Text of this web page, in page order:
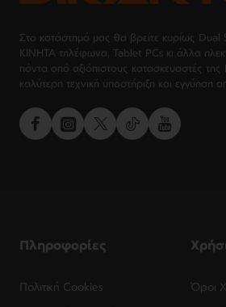
Στο κατάστημά μας θα βρείτε κυρίως
ΚΙΝΗΤΑ τηλέφωνα, Tablet PCs κι άλλα
πάντα από αξιόπιστους κατασκευαστές της
καλύτερη τεχνική υποστήριξη και εγγύηση
Πληροφορίες
Πολιτική Cookies Όροι